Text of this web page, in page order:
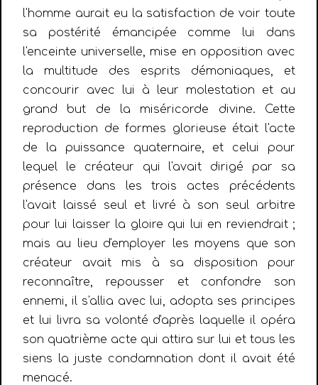
l'homme aurait eu la satisfaction de voir toute
sa postérité émancipée comme lui dans
l'enceinte universelle, mise en opposition avec
la multitude des esprits démoniaques, et
concourir avec lui à leur molestation et au
grand but de la miséricorde divine. Cette
reproduction de formes glorieuse était l'acte
de la puissance quaternaire, et celui pour
lequel le créateur qui l'avait dirigé par sa
présence dans les trois actes précédents
l'avait laissé seul et livré à son seul arbitre
pour lui laisser la gloire qui lui en reviendrait ;
mais au lieu d'employer les moyens que son
créateur avait mis à sa disposition pour
reconnaître, repousser et confondre son
ennemi, il s'allia avec lui, adopta ses principes
et lui livra sa volonté d'après laquelle il opéra
son quatrième acte qui attira sur lui et tous les
siens la juste condamnation dont il avait été
menacé.